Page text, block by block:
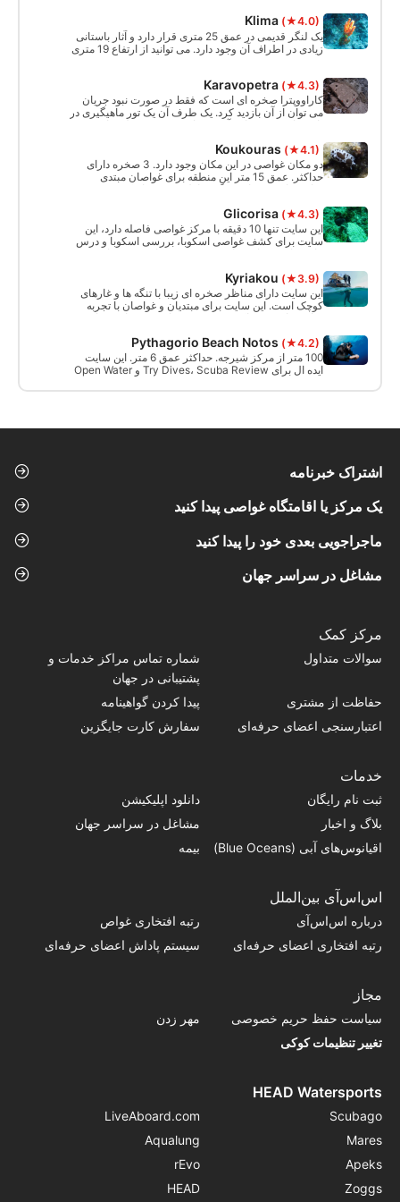
Klima (★4.0)
یک لنگر قدیمی در عمق 25 متری قرار دارد و آثار باستانی
زیادی در اطراف آن وجود دارد. می توانید از ارتفاع 19 متری
Karavopetra (★4.3)
کاراووپترا صخره ای است که فقط در صورت نبود جریان
می توان از آن بازدید کرد. یک طرف آن یک تور ماهیگیری در
غواصی دریفت نیز استفاده کرد. این سایت برای غواصان با
تجربه مناسب است. حداکثر عمق 25 متر
Koukouras (★4.1)
دو مکان غواصی در این مکان وجود دارد. 3 صخره دارای
حداکثر. عمق 15 متر این منطقه برای غواصان مبتدی
مناسب است. سایت دیگر شامل صخره ها، یک توپ قدیمی
پیشرفته.
Glicorisa (★4.3)
این سایت تنها 10 دقیقه با مرکز غواصی فاصله دارد، این
سایت برای کشف غواصی اسکوبا، بررسی اسکوبا و درس
متر است. Kyriakou (★3.9)
این سایت دارای مناظر صخره ای زیبا با تنگه ها و غارهای
کوچک است. این سایت برای مبتدیان و غواصان با تجربه
Pythagorio Beach Notos (★4.2)
100 متر از مرکز شیرجه. حداکثر عمق 6 متر. این سایت
ایده ال برای Try Dives، Scuba Review و Open Water
اشتراک خبرنامه
یک مرکز یا اقامتگاه غواصی پیدا کنید
ماجراجویی بعدی خود را پیدا کنید
مشاغل در سراسر جهان
مرکز کمک
سوالات متداول
شماره تماس‌ مراکز خدمات و
پشتیبانی در جهان
حفاظت از مشتری
پیدا کردن گواهینامه
اعتبارسنجی اعضای حرفه‌ای
سفارش کارت جایگزین
خدمات
ثبت نام رایگان
دانلود اپلیکیشن
بلاگ و اخبار
مشاغل در سراسر جهان
اقیانوس‌های آبی (Blue Oceans)
بیمه
اس‌اس‌آی بین‌الملل
درباره اس‌اس‌آی
رتبه افتخاری غواص
رتبه افتخاری اعضای حرفه‌ای
سیستم پاداش اعضای حرفه‌ای
مجاز
سیاست حفظ حریم خصوصی
مهر زدن
تغییر تنظیمات کوکی
HEAD Watersports
Scubago
LiveAboard.com
Mares
Aqualung
Apeks
rEvo
Zoggs
HEAD